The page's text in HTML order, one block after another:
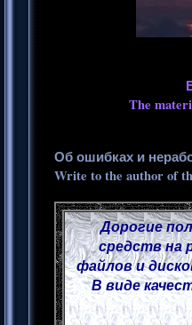
The
Об ошибках и
Write to the author of
Дорогие
средств на
файлов и
В виде